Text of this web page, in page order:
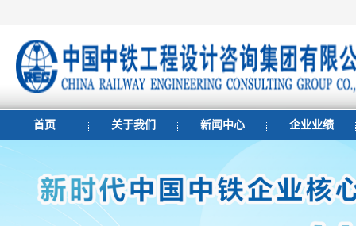
首页 关于我们 新闻中心 企业业绩